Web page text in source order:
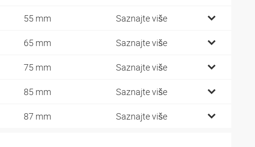
55 mm Saznajte više
65 mm Saznajte više
75 mm Saznajte više
85 mm Saznajte više
87 mm Saznajte više